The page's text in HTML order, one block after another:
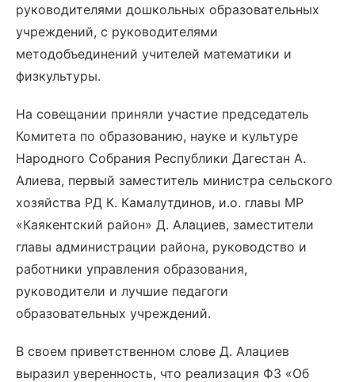
руководителями дошкольных образовательных
учреждений, с руководителями
методобъединений учителей математики и
физкультуры.
На совещании приняли участие председатель
Комитета по образованию, науке и культуре
Народного Собрания Республики Дагестан А.
Алиева, первый заместитель министра сельского
хозяйства РД К. Камалутдинов, и.о. главы МР
«Каякентский район» Д. Алациев, заместители
главы администрации района, руководство и
работники управления образования,
руководители и лучшие педагоги
образовательных учреждений.
В своем приветственном слове Д. Алациев
выразил уверенность, что реализация ФЗ «Об